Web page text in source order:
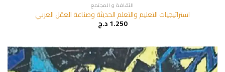
الثقافة و المجتمع
استراتيجيات التعليم والتعلم الحديثة وصناعة العقل العربي
1.250د.ج